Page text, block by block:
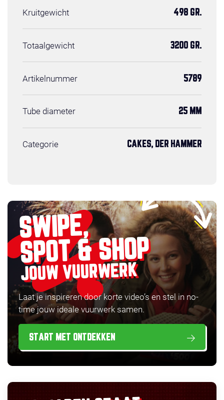
Kruitgewicht 498 GR.
Totaalgewicht 3200 GR.
Artikelnummer 5789
Tube diameter 25 MM
Categorie CAKES, DER HAMMER
SWIPE,
SPOT & SHOP
JOUW VUURWERK
Laat je inspireren door korte video’s en stel in no-
time jouw ideale vuurwerk samen.
START MET ONTDEKKEN